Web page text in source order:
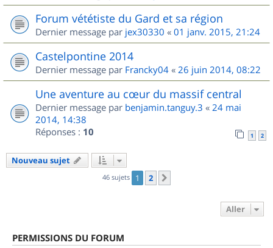
Forum vététiste du Gard et sa région
Dernier message par jex30330 « 01 janv. 2015, 21:24
Castelpontine 2014
Dernier message par Francky04 « 26 juin 2014, 08:22
Une aventure au cœur du massif central
Dernier message par benjamin.tanguy.3 « 24 mai
2014, 14:38
Réponses : 10 1 2
Nouveau sujet
46 sujets 1 2
Aller
PERMISSIONS DU FORUM